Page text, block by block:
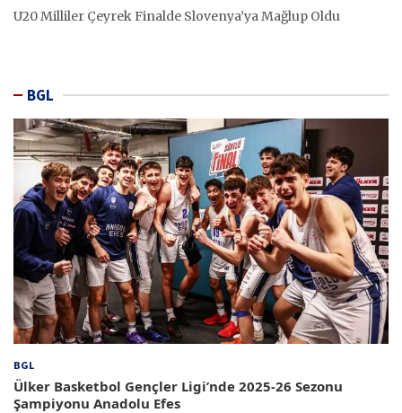
U20 Milliler Çeyrek Finalde Slovenya’ya Mağlup Oldu
BGL
BGL
Ülker Basketbol Gençler Ligi’nde 2025-26 Sezonu
Şampiyonu Anadolu Efes